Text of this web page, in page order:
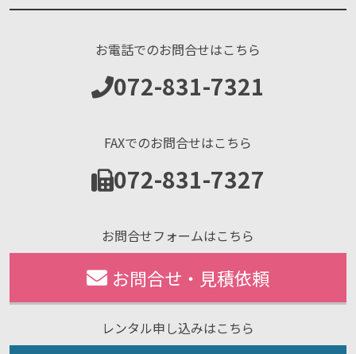
お電話でのお問合せはこちら
072-831-7321
FAXでのお問合せはこちら
072-831-7327
お問合せフォームはこちら
お問合せ・見積依頼
レンタル申し込みはこちら